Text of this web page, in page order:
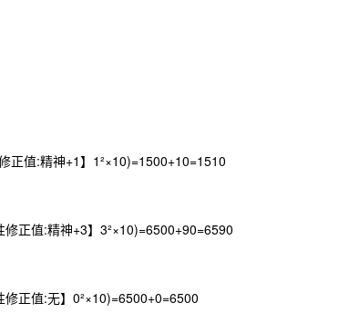
正值:精神+1】1²×10)=1500+10=1510
正值:精神+3】3²×10)=6500+90=6590
正值:无】0²×10)=6500+0=6500